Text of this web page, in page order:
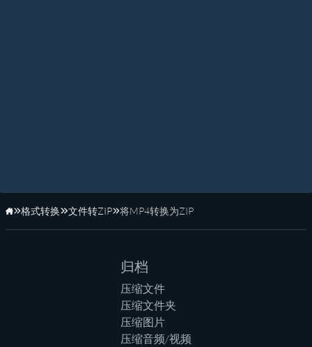
主页
格式转换 文件转ZIP 将MP4转换为ZIP
归档
压缩文件
压缩文件夹
压缩图片
压缩音频/视频